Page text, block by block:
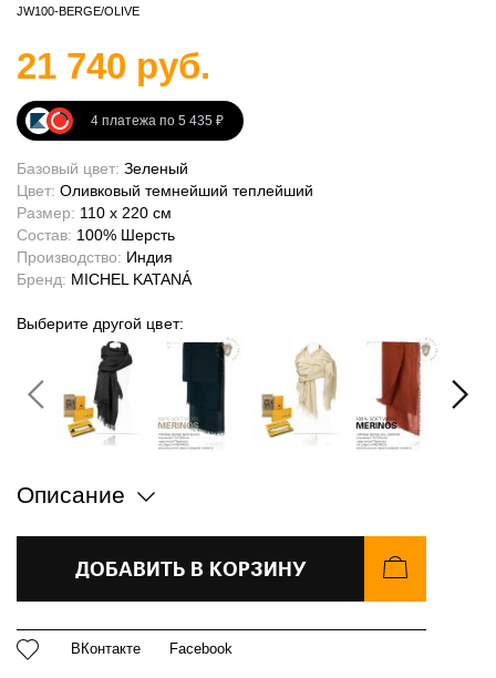
JW100-BERGE/OLIVE
21 740 руб.
4 платежа по 5 435 ₽
Базовый цвет: Зеленый
Цвет: Оливковый темнейший теплейший
Размер: 110 x 220 см
Состав: 100% Шерсть
Производство: Индия
Бренд: MICHEL KATANÁ
Выберите другой цвет:
Описание
ДОБАВИТЬ В КОРЗИНУ
ВКонтакте Facebook